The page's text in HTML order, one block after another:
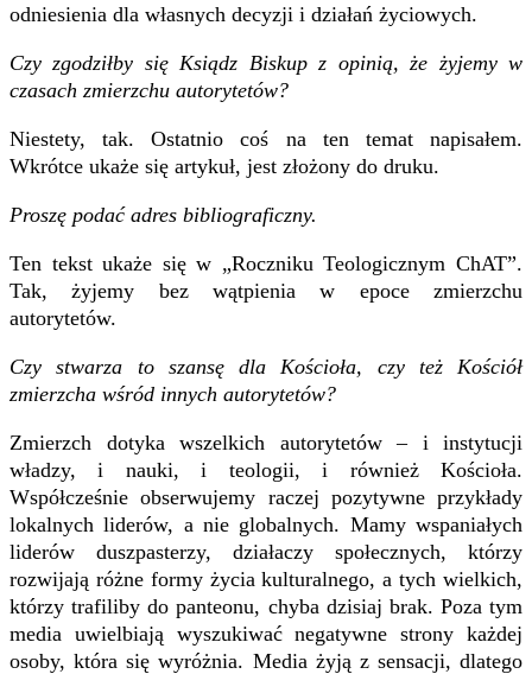
odniesienia dla własnych decyzji i działań życiowych.
Czy zgodziłby się Ksiądz Biskup z opinią, że żyjemy w
czasach zmierzchu autorytetów?
Niestety, tak. Ostatnio coś na ten temat napisałem.
Wkrótce ukaże się artykuł, jest złożony do druku.
Proszę podać adres bibliograficzny.
Ten tekst ukaże się w „Roczniku Teologicznym ChAT”.
Tak, żyjemy bez wątpienia w epoce zmierzchu
autorytetów.
Czy stwarza to szansę dla Kościoła, czy też Kościół
zmierzcha wśród innych autorytetów?
Zmierzch dotyka wszelkich autorytetów – i instytucji
władzy, i nauki, i teologii, i również Kościoła.
Współcześnie obserwujemy raczej pozytywne przykłady
lokalnych liderów, a nie globalnych. Mamy wspaniałych
liderów duszpasterzy, działaczy społecznych, którzy
rozwijają różne formy życia kulturalnego, a tych wielkich,
którzy trafiliby do panteonu, chyba dzisiaj brak. Poza tym
media uwielbiają wyszukiwać negatywne strony każdej
osoby, która się wyróżnia. Media żyją z sensacji, dlatego